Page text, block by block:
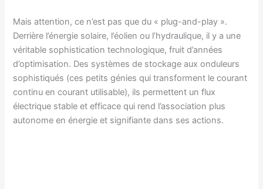
Mais attention, ce n’est pas que du « plug-and-play ».
Derrière l’énergie solaire, l’éolien ou l’hydraulique, il y a une
véritable sophistication technologique, fruit d’années
d’optimisation. Des systèmes de stockage aux onduleurs
sophistiqués (ces petits génies qui transforment le courant
continu en courant utilisable), ils permettent un flux
électrique stable et efficace qui rend l’association plus
autonome en énergie et signifiante dans ses actions.